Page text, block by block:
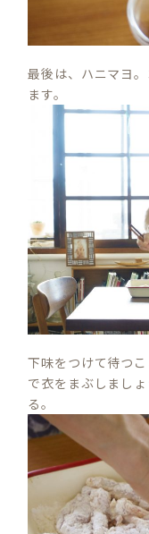
最後は、ハニマヨ
ます。
下味をつけて待つ
で衣をまぶしまし
る。